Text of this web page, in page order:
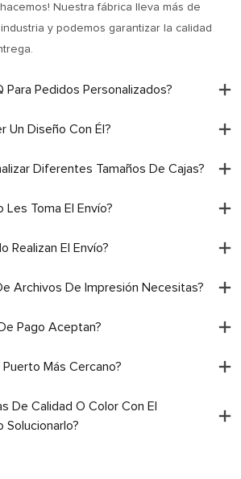
Nuestra fábrica lleva más de
y podemos garantizar la calidad
Para Pedidos Personalizados?
Un Diseño Con Él?
Diferentes Tamaños De Cajas?
Les Toma El Envío?
Realizan El Envío?
Archivos De Impresión Necesitas?
Pago Aceptan?
Más Cercano?
De Calidad O Color Con El
Solucionarlo?